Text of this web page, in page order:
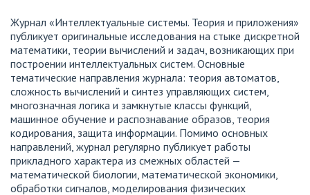
Журнал «Интеллектуальные системы. Теория и приложения»
публикует оригинальные исследования на стыке дискретной
математики, теории вычислений и задач, возникающих при
построении интеллектуальных систем. Основные
тематические направления журнала: теория автоматов,
сложность вычислений и синтез управляющих систем,
многозначная логика и замкнутые классы функций,
машинное обучение и распознавание образов, теория
кодирования, защита информации. Помимо основных
направлений, журнал регулярно публикует работы
прикладного характера из смежных областей —
математической биологии, математической экономики,
обработки сигналов, моделирования физических